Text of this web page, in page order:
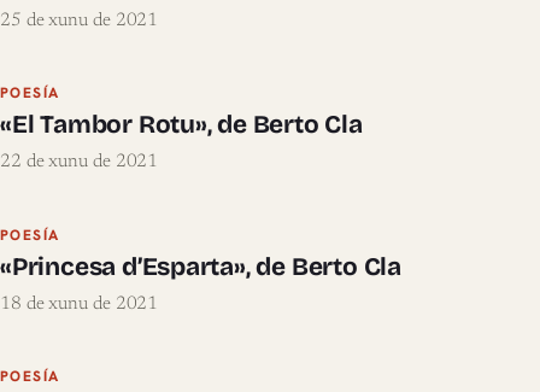
25 de xunu de 2021
POESÍA
«El Tambor Rotu», de Berto Cla
22 de xunu de 2021
POESÍA
«Princesa d’Esparta», de Berto Cla
18 de xunu de 2021
POESÍA